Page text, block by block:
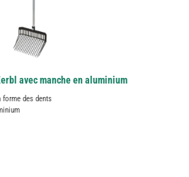
avec manche en aluminium
des dents